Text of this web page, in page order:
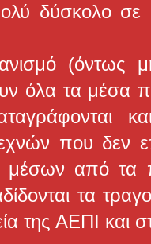
δύσκολο σε
(όντως
όλα τα μέσα
που δεν
από τα
τα
της ΑΕΠΙ και